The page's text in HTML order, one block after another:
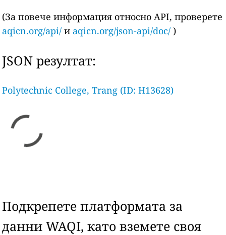
(За повече информация относно API, проверете
aqicn.org/api/ и aqicn.org/json-api/doc/ )
JSON резултат:
Polytechnic College, Trang (ID: H13628)
Подкрепете платформата за
данни WAQI, като вземете своя